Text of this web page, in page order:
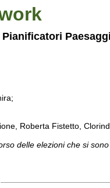
Roberta Fistetto,
delle elezioni che si